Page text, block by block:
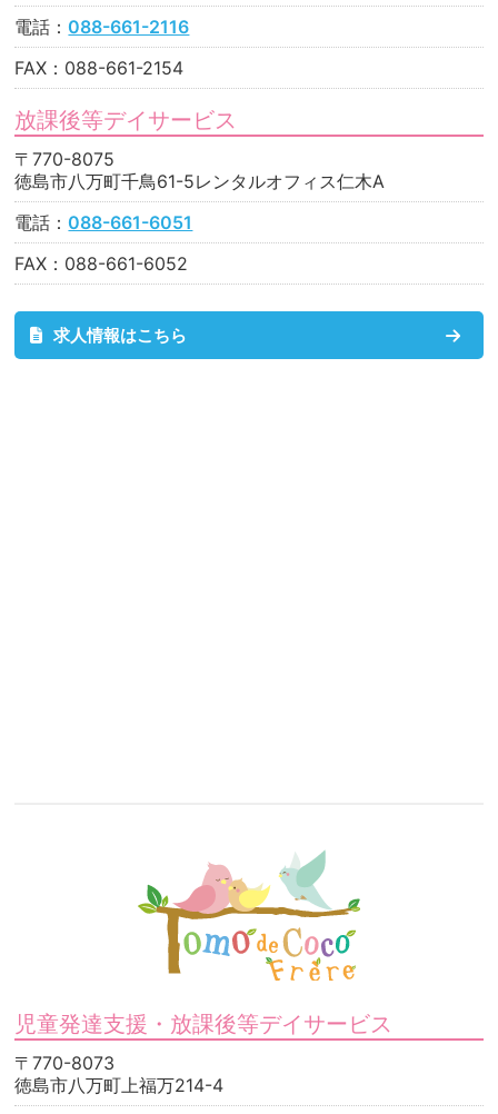
電話：088-661-2116
FAX：088-661-2154
放課後等デイサービス
〒770-8075
徳島市八万町千鳥61-5レンタルオフィス仁木A
電話：088-661-6051
FAX：088-661-6052
求人情報はこちら
児童発達支援・放課後等デイサービス
〒770-8073
徳島市八万町上福万214-4